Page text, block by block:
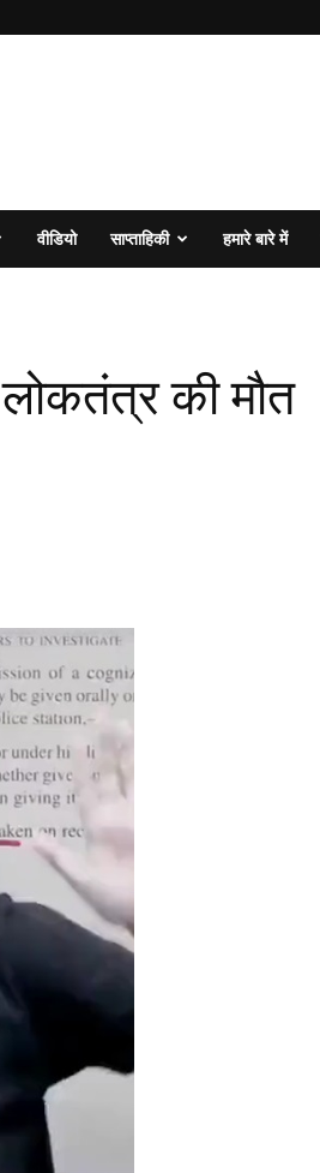
वीडियो साप्ताहिकी हमारे बारे में
की मौत